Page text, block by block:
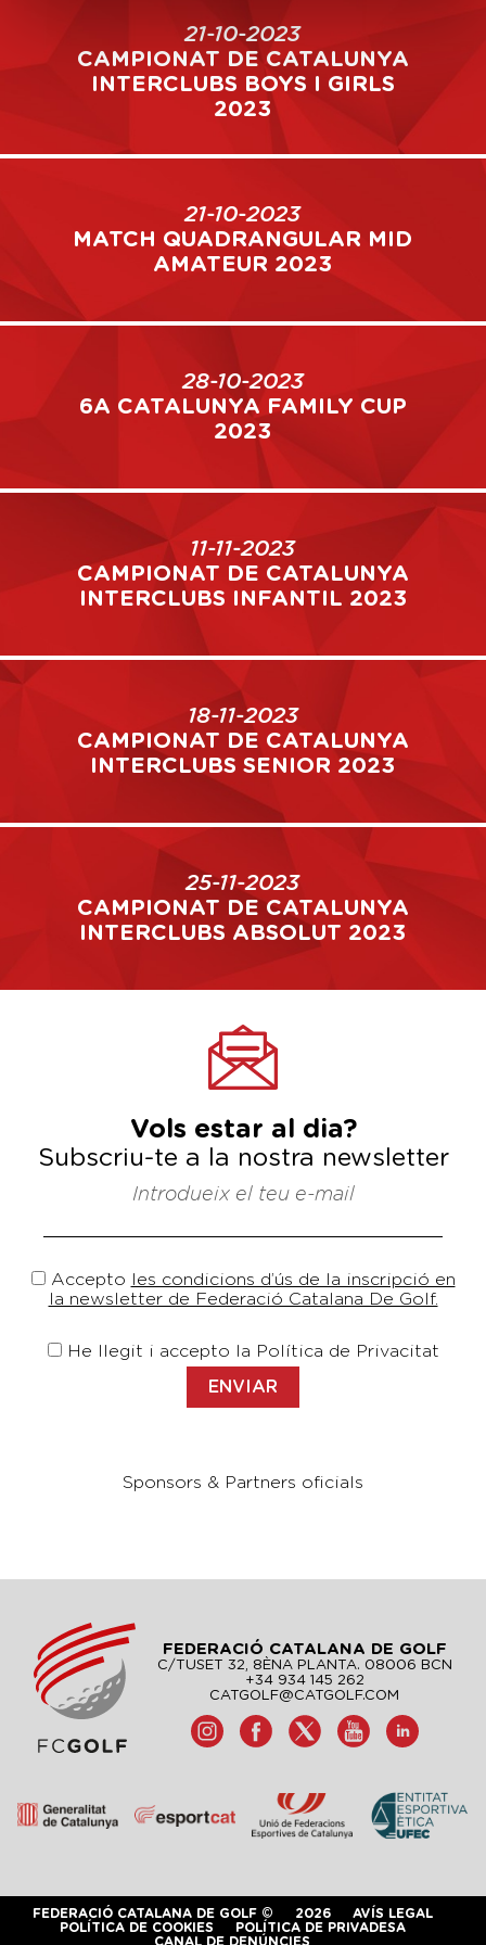
21-10-2023
CAMPIONAT DE CATALUNYA
INTERCLUBS BOYS I GIRLS
2023
21-10-2023
MATCH QUADRANGULAR MID
AMATEUR 2023
28-10-2023
6A CATALUNYA FAMILY CUP
2023
11-11-2023
CAMPIONAT DE CATALUNYA
INTERCLUBS INFANTIL 2023
18-11-2023
CAMPIONAT DE CATALUNYA
INTERCLUBS SENIOR 2023
25-11-2023
CAMPIONAT DE CATALUNYA
INTERCLUBS ABSOLUT 2023
Vols estar al dia?
Subscriu-te a la nostra newsletter
Introdueix el teu e-mail
Accepto les condicions d’ús de la inscripció en
la newsletter de Federació Catalana De Golf.
He llegit i accepto la Política de Privacitat
Sponsors & Partners oficials
FEDERACIÓ CATALANA DE GOLF
C/TUSET 32, 8ÈNA PLANTA. 08006 BCN
+34 934 145 262
CATGOLF@CATGOLF.COM
FEDERACIÓ CATALANA DE GOLF © 2026
AVÍS LEGAL
POLÍTICA DE COOKIES
POLÍTICA DE PRIVADESA
CANAL DE DENÚNCIES